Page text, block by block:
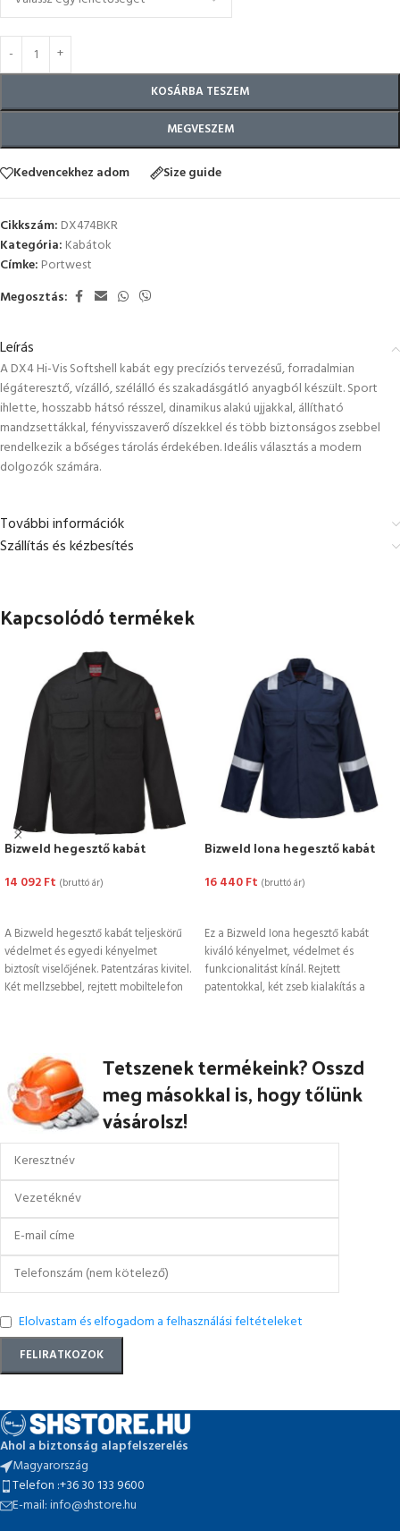
KOSÁRBA TESZEM
MEGVESZEM
Kedvencekhez adom Size guide
Cikkszám: DX474BKR
Kategória: Kabátok
Címke: Portwest
Megosztás:
Leírás
A DX4 Hi-Vis Softshell kabát egy precíziós tervezésű, forradalmian
légáteresztő, vízálló, szélálló és szakadásgátló anyagból készült. Sport
ihlette, hosszabb hátsó résszel, dinamikus alakú ujjakkal, állítható
mandzsettákkal, fényvisszaverő díszekkel és több biztonságos zsebbel
rendelkezik a bőséges tárolás érdekében. Ideális választás a modern
dolgozók számára.
További információk
Szállítás és kézbesítés
Kapcsolódó termékek
Bizweld hegesztő kabát
14 092Ft (bruttó ár)
A Bizweld hegesztő kabát teljeskörű
védelmet és egyedi kényelmet
biztosít viselőjének. Patentzáras kivitel.
Két mellzsebbel, rejtett mobiltelefon
Bizweld Iona hegesztő kabát
16 440Ft (bruttó ár)
Ez a Bizweld Iona hegesztő kabát
kiváló kényelmet, védelmet és
funkcionalitást kínál. Rejtett
patentokkal, két zseb kialakítás a
Tetszenek termékeink? Osszd
meg másokkal is, hogy tőlünk
vásárolsz!
Elolvastam és elfogadom a felhasználási feltételeket
Ahol a biztonság alapfelszerelés
Magyarország
Telefon :+36 30 133 9600
E-mail: info@shstore.hu